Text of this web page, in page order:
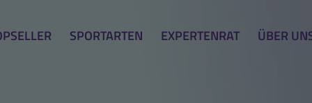
SPORTARTEN EXPERTENRAT ÜBER